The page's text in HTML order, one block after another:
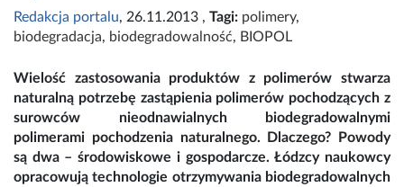
Redakcja portalu, 26.11.2013 , Tagi: polimery,
biodegradacja, biodegradowalność, BIOPOL
Wielość zastosowania produktów z polimerów stwarza
naturalną potrzebę zastąpienia polimerów pochodzących z
surowców nieodnawialnych biodegradowalnymi
polimerami pochodzenia naturalnego. Dlaczego? Powody
są dwa – środowiskowe i gospodarcze. Łódzcy naukowcy
opracowują technologie otrzymywania biodegradowalnych